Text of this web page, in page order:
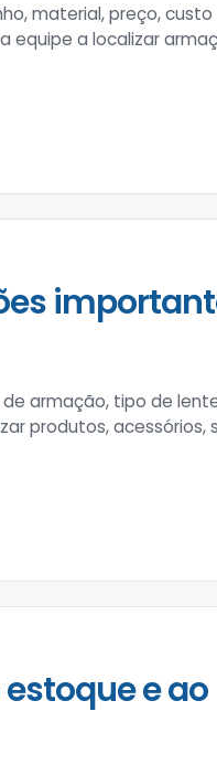
material, preço, custo
equipe a localizar
armação, tipo de
produtos, acessórios,
e ao